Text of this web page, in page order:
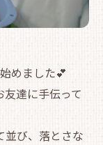
めました💕
達に手伝って
並び、落とさな